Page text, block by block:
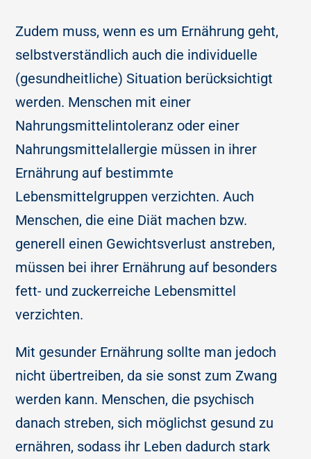
Zudem muss, wenn es um Ernährung geht,
selbstverständlich auch die individuelle
(gesundheitliche) Situation berücksichtigt
werden. Menschen mit einer
Nahrungsmittelintoleranz oder einer
Nahrungsmittelallergie müssen in ihrer
Ernährung auf bestimmte
Lebensmittelgruppen verzichten. Auch
Menschen, die eine Diät machen bzw.
generell einen Gewichtsverlust anstreben,
müssen bei ihrer Ernährung auf besonders
fett- und zuckerreiche Lebensmittel
verzichten.
Mit gesunder Ernährung sollte man jedoch
nicht übertreiben, da sie sonst zum Zwang
werden kann. Menschen, die psychisch
danach streben, sich möglichst gesund zu
ernähren, sodass ihr Leben dadurch stark